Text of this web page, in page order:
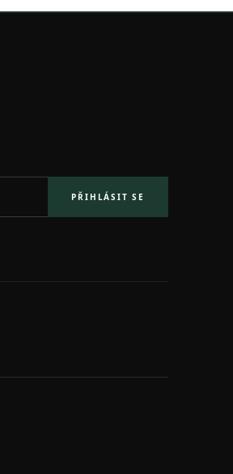
PŘIHLÁSIT SE